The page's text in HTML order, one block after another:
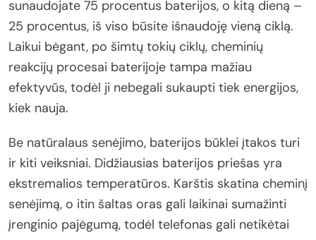
sunaudojate 75 procentus baterijos, o kitą dieną –
25 procentus, iš viso būsite išnaudoję vieną ciklą.
Laikui bėgant, po šimtų tokių ciklų, cheminių
reakcijų procesai baterijoje tampa mažiau
efektyvūs, todėl ji nebegali sukaupti tiek energijos,
kiek nauja.
Be natūralaus senėjimo, baterijos būklei įtakos turi
ir kiti veiksniai. Didžiausias baterijos priešas yra
ekstremalios temperatūros. Karštis skatina cheminį
senėjimą, o itin šaltas oras gali laikinai sumažinti
įrenginio pajėgumą, todėl telefonas gali netikėtai